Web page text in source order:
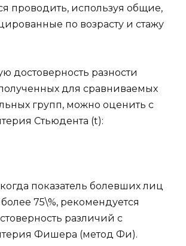
проводить, используя общие,
по возрасту и стажу
достоверность разности
для сравниваемых
групп, можно оценить с
Стьюдента (t):
когда показатель болевших лиц
75\%, рекомендуется
различий с
Фишера (метод Фи).